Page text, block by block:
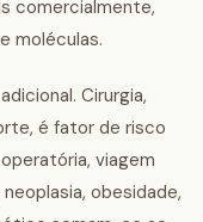
comercialmente,
moléculas.
Cirurgia,
é fator de risco
viagem
obesidade,